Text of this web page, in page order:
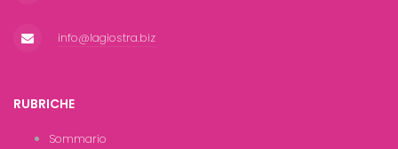
info@lagiostra.biz
RUBRICHE
Sommario